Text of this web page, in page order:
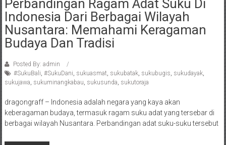
Perbandingan Ragam Adat Suku Di
Indonesia Dari Berbagai Wilayah
Nusantara: Memahami Keragaman
Budaya Dan Tradisi
Posted By: admin
#SukuBali, #SukuDani, sukuasmat, sukubatak, sukubugis, sukudayak,
sukujawa, sukuminangkabau, sukusunda, sukutoraja
dragongraff – Indonesia adalah negara yang kaya akan
keberagaman budaya, termasuk ragam suku adat yang tersebar di
berbagai wilayah Nusantara. Perbandingan adat suku-suku tersebut